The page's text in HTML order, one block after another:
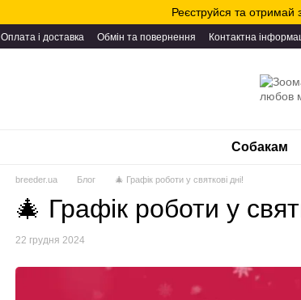
Реєструйся та
Оплата і доставка Обмін та повернення Контактна
Собакам
breeder.ua Блог 🎄 Графік роботи у святкові дні!
🎄 Графік роботи у
22 грудня 2024